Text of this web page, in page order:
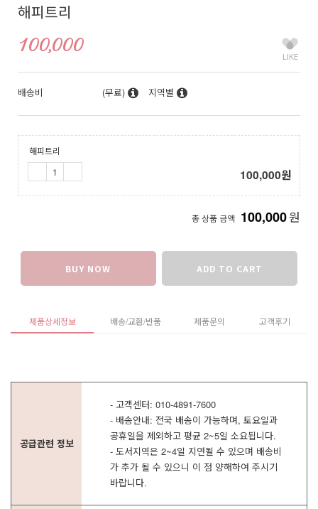
해피트리
100,000 LIKE
배송비 (무료) 지역별
해피트리
100,000원
총 상품 금액 100,000원
BUY NOW ADD TO CART
제품상세정보 배송/교환/반품 제품문의 고객후기
공급관련 정보
- 고객센터: 010-4891-7600
- 배송안내: 전국 배송이 가능하며, 토요일과
공휴일을 제외하고 평균 2~5일 소요됩니다.
- 도서지역은 2~4일 지연될 수 있으며 배송비
가 추가 될 수 있으니 이 점 양해하여 주시기
바랍니다.